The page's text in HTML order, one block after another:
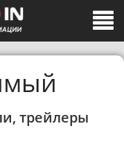
трейлеры